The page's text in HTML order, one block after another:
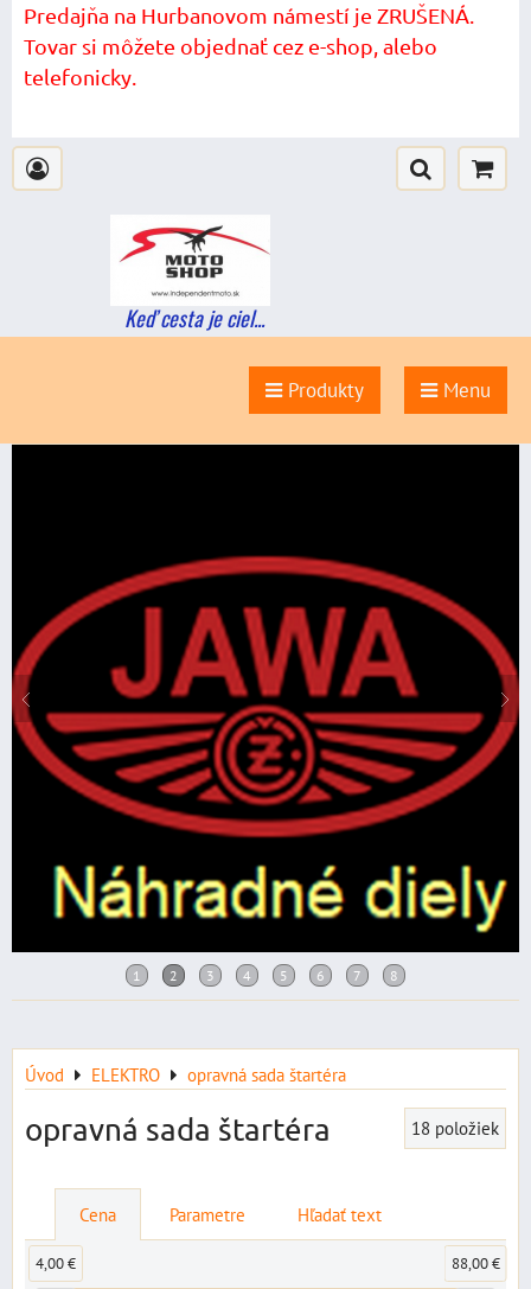
Predajňa na Hurbanovom námestí je ZRUŠENÁ.
Tovar si môžete objednať cez e-shop, alebo
telefonicky.
Keď cesta je ciel...
Produkty Menu
Úvod ELEKTRO opravná sada štartéra
opravná sada štartéra 18 položiek
Cena Parametre Hľadať text
4,00 € 88,00 €